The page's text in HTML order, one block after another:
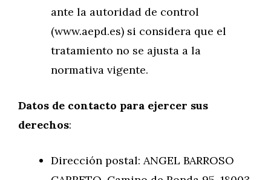
ante la autoridad de control
(www.aepd.es) si considera que el
tratamiento no se ajusta a la
normativa vigente.
Datos de contacto para ejercer sus
derechos:
Dirección postal: ANGEL BARROSO